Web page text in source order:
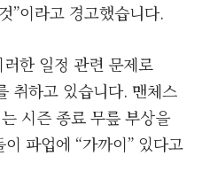
”이라고 경고했습니다.
한 일정 관련 문제로
취하고 있습니다. 맨체스
시즌 종료 무릎 부상을
파업에 “가까이” 있다고